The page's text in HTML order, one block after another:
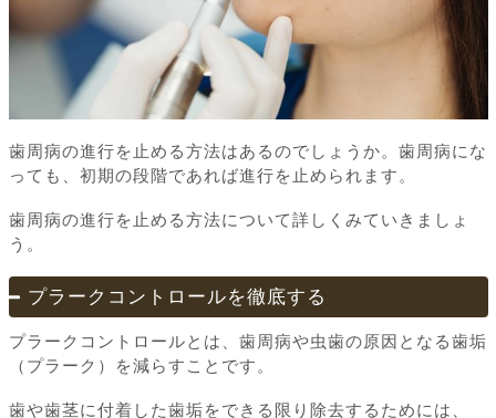
歯周病の進行を止める方法はあるのでしょうか。歯周病にな
っても、初期の段階であれば進行を止められます。
歯周病の進行を止める方法について詳しくみていきましょ
う。
プラークコントロールを徹底する
プラークコントロールとは、歯周病や虫歯の原因となる歯垢
（プラーク）を減らすことです。
歯や歯茎に付着した歯垢をできる限り除去するためには、